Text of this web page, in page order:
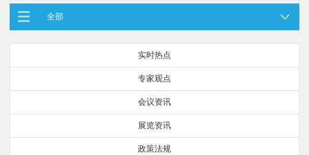
全部
实时热点
专家观点
会议资讯
展览资讯
政策法规